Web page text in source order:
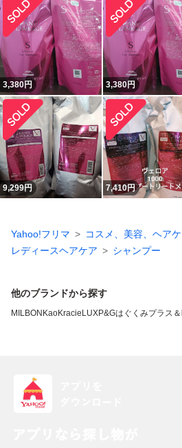
3,380円 3,380円
9,299円 7,410円
Yahoo!フリマ
コスメ、美容、ヘア
レディースヘアケア
シャンプー
他のブランドから探す
MILBON KaoKracie LUXP&Gはぐくみプラス